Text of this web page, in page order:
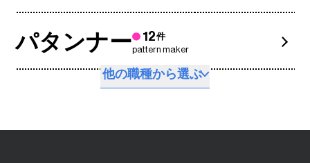
他の職種から選ぶ
パタンナー 12件
pattern maker